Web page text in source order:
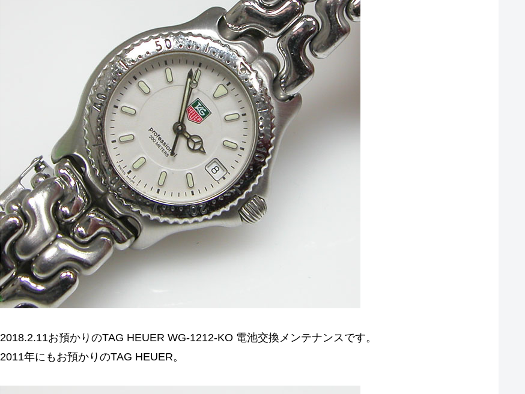
2018.2.11お預かりのTAG HEUER WG-1212-KO 電池交換メンテナンスです。
2011年にもお預かりのTAG HEUER。